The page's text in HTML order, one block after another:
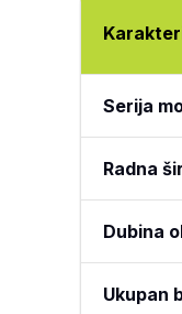
Serija
Radna
Dubina
Ukupan